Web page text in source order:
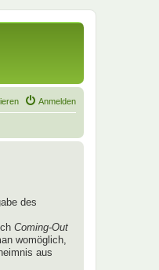
Anmelden
des
Coming-Out
womöglich,
aus